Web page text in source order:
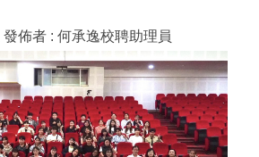
發佈者 : 何承逸校聘助理員